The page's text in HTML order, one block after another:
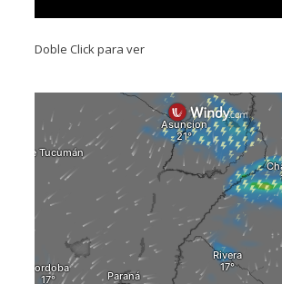
Doble Click para ver